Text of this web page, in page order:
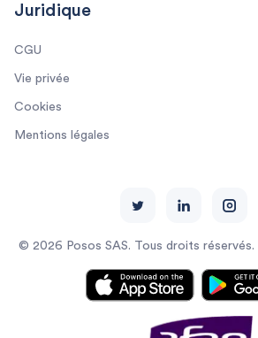
© 2026 Posos SAS. Tous droits
Juridique
CGU
Vie privée
Cookies
Mentions légales